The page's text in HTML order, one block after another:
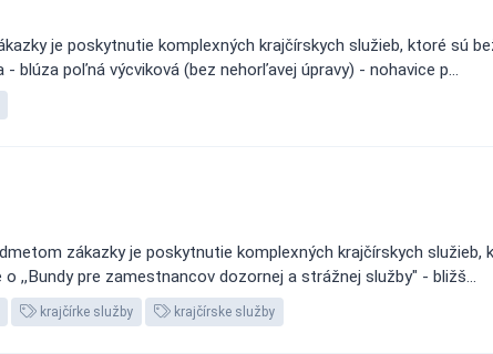
je poskytnutie komplexných krajčírskych služieb, ktoré sú
poľná výcviková (bez nehorľavej úpravy) - nohavice p...
zákazky je poskytnutie komplexných krajčírskych služieb,
,,Bundy pre zamestnancov dozornej a strážnej služby" - bližš...
krajčírke služby krajčírske služby